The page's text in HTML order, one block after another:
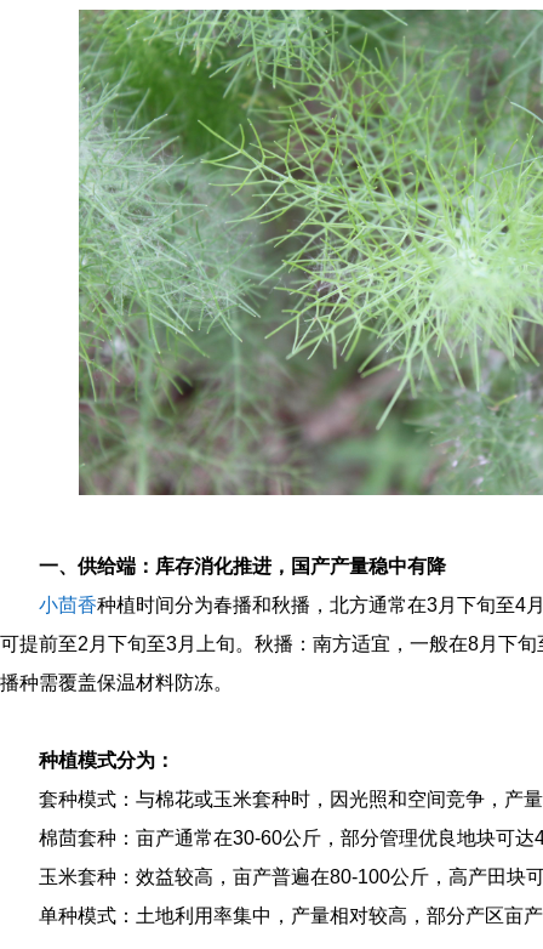
一、供给端：库存消化推进，国产产量稳中有降
小茴香种植时间分为春播和秋播，北方通常在3月下旬至4
可提前至2月下旬至3月上旬。秋播：南方适宜，一般在8月下
播种需覆盖保温材料防冻。
种植模式分为：
套种模式：与棉花或玉米套种时，因光照和空间竞争，产
棉茴套种：亩产通常在30-60公斤，部分管理优良地块可达
玉米套种：效益较高，亩产普遍在80-100公斤，高产田块
单种模式：土地利用率集中，产量相对较高，部分产区亩